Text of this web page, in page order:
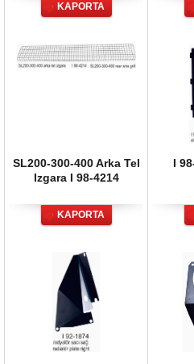
KAPORTA
SL200-300-400 Arka Tel
Izgara I 98-4214
KAPORTA
I